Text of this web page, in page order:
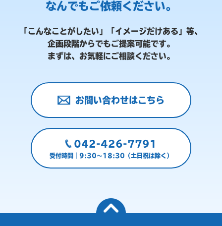
なんでもご依頼ください。
「こんなことがしたい」「イメージだけある」等、
企画段階からでもご提案可能です。
まずは、お気軽にご相談ください。
お問い合わせはこちら
042-426-7791
受付時間｜9:30～18:30（土日祝は除く）